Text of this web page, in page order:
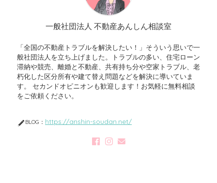
一般社団法人 不動産あんしん相談室
「全国の不動産トラブルを解決したい！」そういう思いで一
般社団法人を立ち上げました。トラブルの多い、住宅ローン
滞納や競売、離婚と不動産、共有持ち分や空家トラブル、老
朽化した区分所有や建て替え問題などを解決に導いていま
す。 セカンドオピニオンも歓迎します！お気軽に無料相談
をご依頼ください。
BLOG： https://anshin-soudan.net/